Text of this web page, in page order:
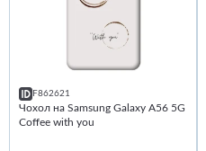
F862621
Чохол на Samsung Galaxy A56 5G
Coffee with you